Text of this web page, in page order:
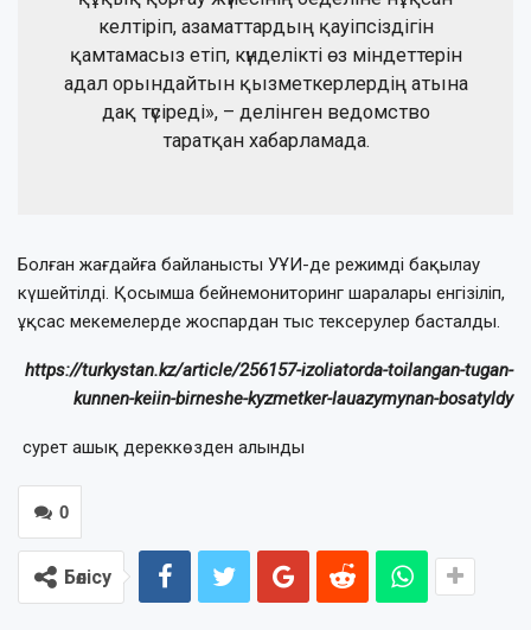
келтіріп, азаматтардың қауіпсіздігін
қамтамасыз етіп, күнделікті өз міндеттерін
адал орындайтын қызметкерлердің атына
дақ түсіреді», – делінген ведомство
таратқан хабарламада.
Болған жағдайға байланысты УҰИ-де режимді бақылау
күшейтілді. Қосымша бейнемониторинг шаралары енгізіліп,
ұқсас мекемелерде жоспардан тыс тексерулер басталды.
https://turkystan.kz/article/256157-izoliatorda-toilangan-tugan-
kunnen-keiin-birneshe-kyzmetker-lauazymynan-bosatyldy
сурет ашық дереккөзден алынды
0
Бөлісу